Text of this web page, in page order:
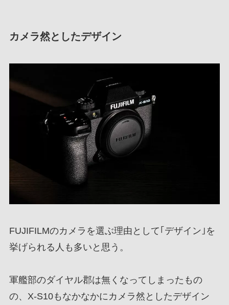
カメラ然としたデザイン
FUJIFILMのカメラを選ぶ理由として｢デザイン｣を
挙げられる人も多いと思う。
軍艦部のダイヤル郡は無くなってしまったもの
の、X-S10もなかなかにカメラ然としたデザイン